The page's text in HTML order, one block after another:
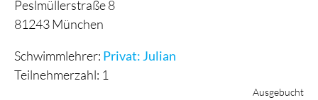
Peslmüllerstraße 8
81243 München
Schwimmlehrer: Privat: Julian
Teilnehmerzahl: 1
Ausgebucht